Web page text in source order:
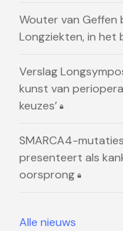
Wouter van
Longziekten, in het
Verslag
kunst van
keuzes’
SMARCA4-
presenteert als
oorsprong
Alle nieuws